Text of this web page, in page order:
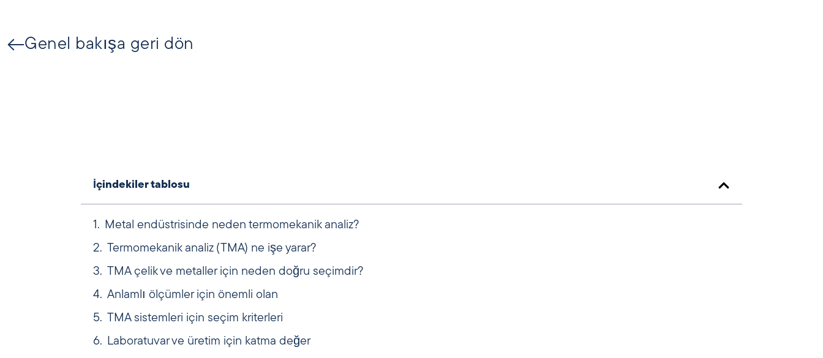
Genel bakışa geri dön
İçindekiler tablosu
Metal endüstrisinde neden termomekanik analiz?
Termomekanik analiz (TMA) ne işe yarar?
TMA çelik ve metaller için neden doğru seçimdir?
Anlamlı ölçümler için önemli olan
TMA sistemleri için seçim kriterleri
Laboratuvar ve üretim için katma değer